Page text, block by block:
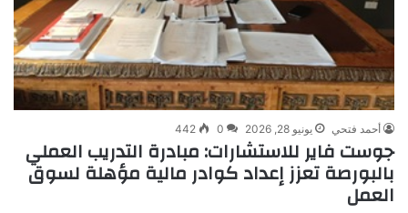
أحمد فتحي يونيو 28, 2026 0
442
جوست فاير للاستشارات: مبادرة التدريب العملي
بالبورصة تعزز إعداد كوادر مالية مؤهلة لسوق
العمل